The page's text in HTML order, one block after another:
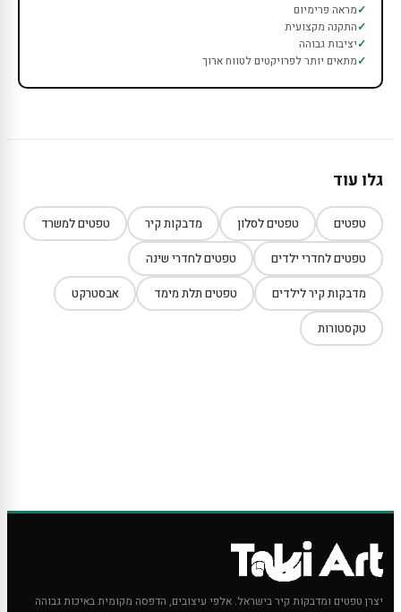
מראה פרימיום
התקנה מקצועית
יציבות גבוהה
מתאים יותר לפרויקטים לטווח ארוך
גלו עוד
טפטים טפטים לסלון מדבקות קיר טפטים למשרד
טפטים לחדרי ילדים טפטים לחדרי שינה
מדבקות קיר לילדים טפטים תלת מימד אבסטרקט
טקסטורות
יצרן טפטים ומדבקות קיר בישראל. אלפי עיצובים, הדפסה מקומית באיכות גבוהה